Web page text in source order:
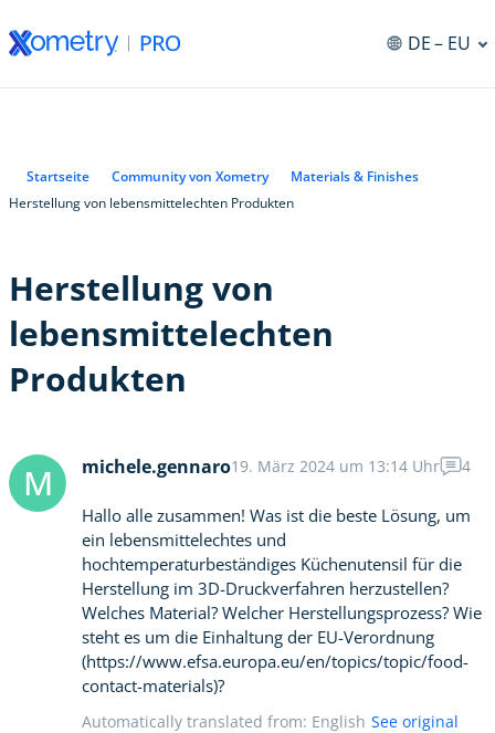
DE– EU
Startseite Community von Xometry
Materials & Finishes
Herstellung von lebensmittelechten Produkten
Herstellung von
lebensmittelechten
Produkten
M michele.gennaro19. März 2024 um 13:14 Uhr 4
Hallo alle zusammen! Was ist die beste Lösung, um
ein lebensmittelechtes und
hochtemperaturbeständiges Küchenutensil für die
Herstellung im 3D-Druckverfahren herzustellen?
Welches Material? Welcher Herstellungsprozess? Wie
steht es um die Einhaltung der EU-Verordnung
(https://www.efsa.europa.eu/en/topics/topic/food-
contact-materials)?
Automatically translated from: English See original